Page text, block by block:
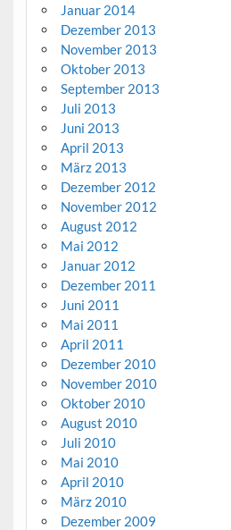
Januar 2014
Dezember 2013
November 2013
Oktober 2013
September 2013
Juli 2013
Juni 2013
April 2013
März 2013
Dezember 2012
November 2012
August 2012
Mai 2012
Januar 2012
Dezember 2011
Juni 2011
Mai 2011
April 2011
Dezember 2010
November 2010
Oktober 2010
August 2010
Juli 2010
Mai 2010
April 2010
März 2010
Dezember 2009